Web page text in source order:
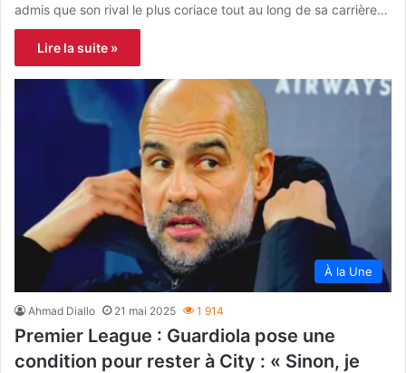
admis que son rival le plus coriace tout au long de sa carrière…
Lire la suite »
À la Une
Ahmad Diallo 21 mai 2025 1 914
Premier League : Guardiola pose une
condition pour rester à City : « Sinon, je